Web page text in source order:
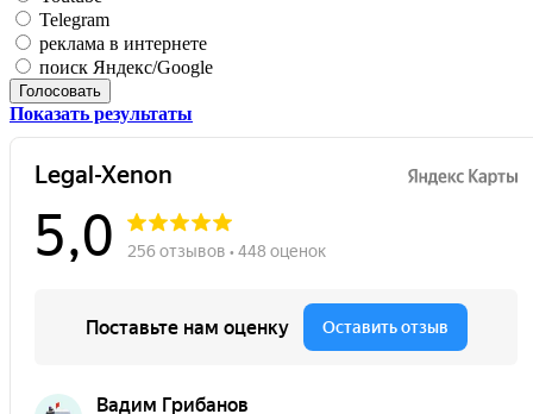
Telegram
реклама в интернете
поиск Яндекс/Google
Голосовать
Показать результаты